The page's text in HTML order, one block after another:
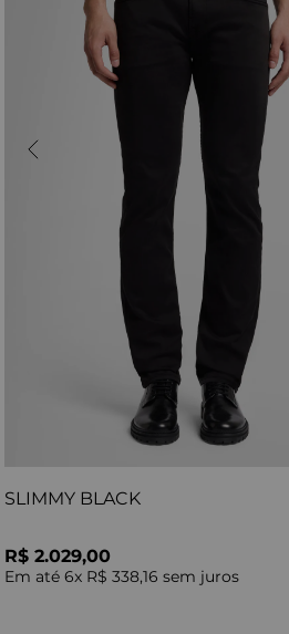
SLIMMY BLACK
R$ 2.029,00
Em até 6x R$ 338,16 sem juros